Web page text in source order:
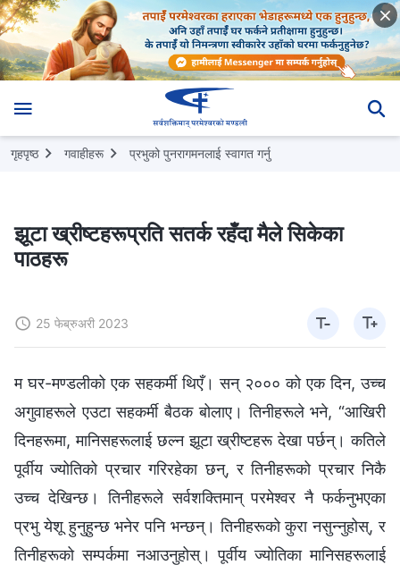
गृहपृष्ठ गवाहीहरू प्रभुको पुनरागमनलाई स्वागत गर्नु
झूटा ख्रीष्टहरूप्रति सतर्क रहँदा मैले सिकेका
पाठहरू
25 फेब्रुअरी 2023
म घर-मण्डलीको एक सहकर्मी थिएँ। सन् २००० को एक दिन, उच्‍च
अगुवाहरूले एउटा सहकर्मी बैठक बोलाए। तिनीहरूले भने, “आखिरी
दिनहरूमा, मानिसहरूलाई छल्न झूटा ख्रीष्टहरू देखा पर्छन्। कतिले
पूर्वीय ज्योतिको प्रचार गरिरहेका छन्, र तिनीहरूको प्रचार निकै
उच्‍च देखिन्छ। तिनीहरूले सर्वशक्तिमान्‌ परमेश्‍वर नै फर्कनुभएका
प्रभु येशू हुनुहुन्छ भनेर पनि भन्छन्। तिनीहरूको कुरा नसुन्‍नुहोस्, र
तिनीहरूको सम्पर्कमा नआउनुहोस्। पूर्वीय ज्योतिका मानिसहरूलाई